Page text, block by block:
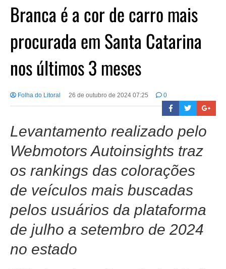
Branca é a cor de carro mais
procurada em Santa Catarina
nos últimos 3 meses
Folha do Litoral 26 de outubro de 2024 07:25 0
Levantamento realizado pelo
Webmotors Autoinsights traz
os rankings das colorações
de veículos mais buscadas
pelos usuários da plataforma
de julho a setembro de 2024
no estado